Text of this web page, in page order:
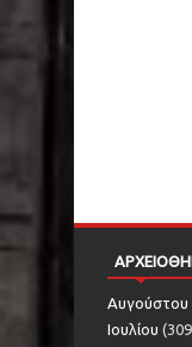
Αυγούστου
Ιουλίου